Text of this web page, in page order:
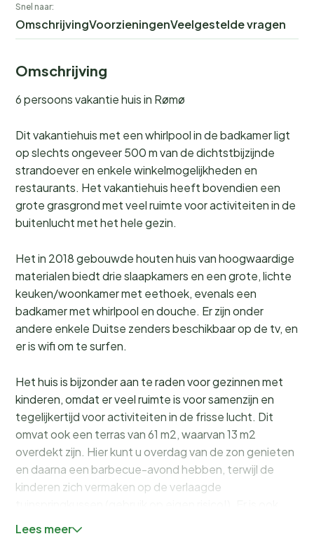
Snel naar:
OmschrijvingVoorzieningenVeelgestelde vragen
Omschrijving
6 persoons vakantie huis in Rømø
Dit vakantiehuis met een whirlpool in de badkamer ligt
op slechts ongeveer 500 m van de dichtstbijzijnde
strandoever en enkele winkelmogelijkheden en
restaurants. Het vakantiehuis heeft bovendien een
grote grasgrond met veel ruimte voor activiteiten in de
buitenlucht met het hele gezin.
Het in 2018 gebouwde houten huis van hoogwaardige
materialen biedt drie slaapkamers en een grote, lichte
keuken/woonkamer met eethoek, evenals een
badkamer met whirlpool en douche. Er zijn onder
andere enkele Duitse zenders beschikbaar op de tv, en
er is wifi om te surfen.
Het huis is bijzonder aan te raden voor gezinnen met
kinderen, omdat er veel ruimte is voor samenzijn en
tegelijkertijd voor activiteiten in de frisse lucht. Dit
omvat ook een terras van 61 m2, waarvan 13 m2
overdekt zijn. Hier kunt u overdag van de zon genieten
en daarna een barbecue-avond hebben, terwijl de
kinderen zich vermaken op de verlaagde
een vuurplaats op het terrein aanwezig.
Lees meer